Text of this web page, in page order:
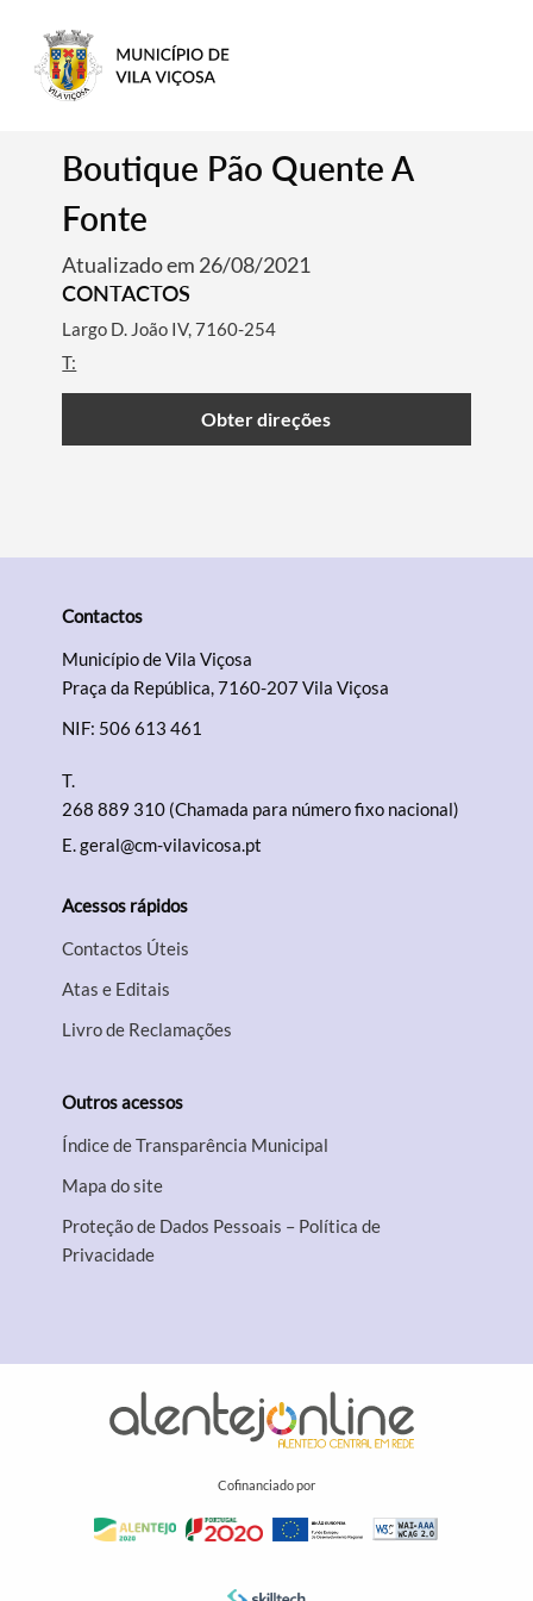
Categorias gerais
Filtros
Boutique Pão Quente A
Fonte
Atualizado em 26/08/2021
CONTACTOS
Largo D. João IV, 7160-254
T:
Obter direções
Contactos
Município de Vila Viçosa
Praça da República, 7160-207 Vila Viçosa
NIF: 506 613 461
T.
268 889 310 (Chamada para número fixo nacional)
E.geral@cm-vilavicosa.pt
Acessos rápidos
Contactos Úteis
Atas e Editais
Livro de Reclamações
Outros acessos
Índice de Transparência Municipal
Mapa do site
Proteção de Dados Pessoais – Política de
Privacidade
Cofinanciado por